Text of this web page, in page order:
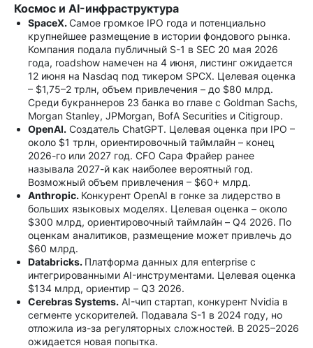
Космос и AI-инфраструктура
SpaceX.Самое громкое IPO года и потенциально
крупнейшее размещение в истории фондового рынка.
Компания подала публичный S-1 в SEC 20 мая 2026
года, roadshow намечен на 4 июня, листинг ожидается
12 июня на Nasdaq под тикером SPCX. Целевая оценка
– $1,75–2 трлн, объем привлечения – до $80 млрд.
Среди букраннеров 23 банка во главе с Goldman Sachs,
Morgan Stanley, JPMorgan, BofA Securities и Citigroup.
OpenAI. Создатель ChatGPT. Целевая оценка при IPO –
около $1 трлн, ориентировочный таймлайн – конец
2026-го или 2027 год. CFO Сара Фрайер ранее
называла 2027-й как наиболее вероятный год.
Возможный объем привлечения – $60+ млрд.
Anthropic. Конкурент OpenAI в гонке за лидерство в
больших языковых моделях. Целевая оценка – около
$300 млрд, ориентировочный таймлайн – Q4 2026. По
оценкам аналитиков, размещение может привлечь до
$60 млрд.
Databricks. Платформа данных для enterprise с
интегрированными AI-инструментами. Целевая оценка
$134 млрд, ориентир – Q3 2026.
Cerebras Systems. AI-чип стартап, конкурент Nvidia в
сегменте ускорителей. Подавала S-1 в 2024 году, но
отложила из-за регуляторных сложностей. В 2025–2026
ожидается новая попытка.